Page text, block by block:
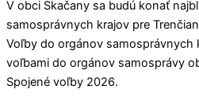
V obci Skačany sa budú konať
samosprávnych krajov pre
Voľby do orgánov samosprávnych
voľbami do orgánov samosprávy
Spojené voľby 2026.